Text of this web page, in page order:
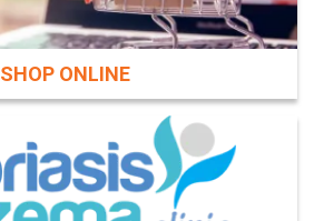
SHOP ONLINE